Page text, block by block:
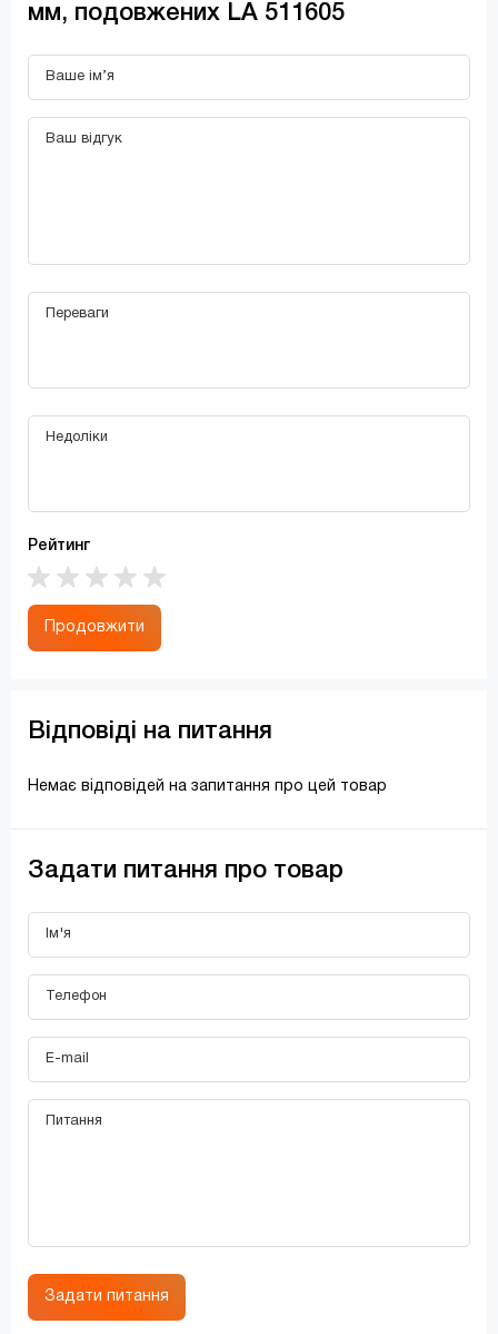
мм, подовжених LA 511605
Рейтинг
Продовжити
Відповіді на питання
Немає відповідей на запитання про цей товар
Задати питання про товар
Задати питання